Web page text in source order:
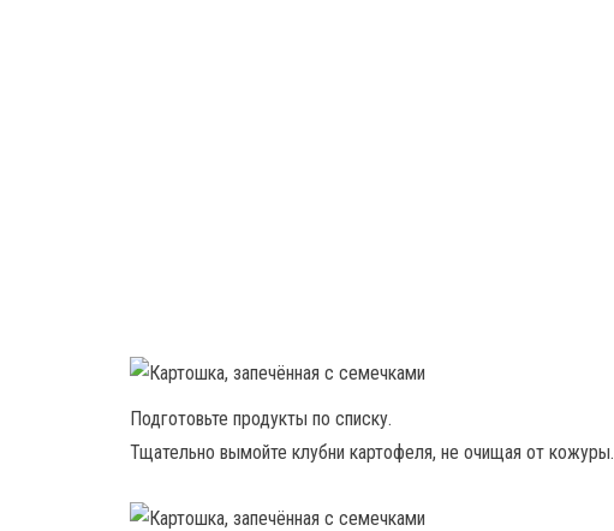
Подготовьте продукты по списку.
Тщательно вымойте клубни картофеля, не очищая от кожуры.